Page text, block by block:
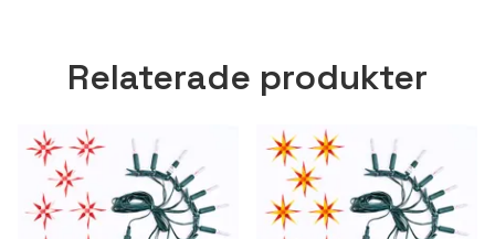
Relaterade produkter